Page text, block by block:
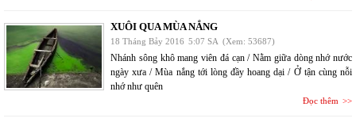
XUÔI QUA MÙA NẮNG
18 Tháng Bảy 2016 5:07 SA (Xem: 53687)
Nhánh sông khô mang viên đá cạn / Nằm giữa dòng nhớ nước
ngày xưa / Mùa nắng tới lòng đầy hoang dại / Ở tận cùng nỗi
nhớ như quên
Đọc thêm